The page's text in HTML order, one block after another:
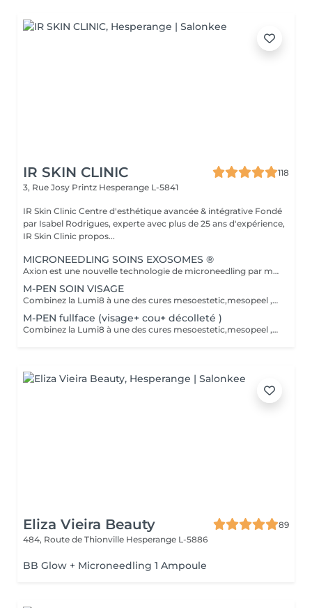
IR SKIN CLINIC
118
3, Rue Josy Printz Hesperange L-5841
IR Skin Clinic Centre d'esthétique avancée & intégrative Fondé
par Isabel Rodrigues, experte avec plus de 25 ans d'expérience,
IR Skin Clinic propos...
MICRONEEDLING SOINS EXOSOMES ®
Axion est une nouvelle technologie de microneedling par mesoestetic qui crée des micro-canaux dans la peau pour une régénération améliorée. Elle est associée aux nouveaux cocktails c.prof mesoxome®, qui intègrent des exosomes, PDRN, niacinamide et AD+ pour cibler le vieillissement, la fermeté et la revitalisation cutanée. Ce soin est toujours réalisé après un skin diagnostic directement réservable dans la rubrique esthétique avancée. pour votre sécurité et nous nous réservons le droit de modifier le traitement.
M-PEN SOIN VISAGE
Combinez la Lumi8 à une des cures mesoestetic,mesopeel , mesoéclat... afin d'obtenir un résultat spectaculaire et durable. Recommandé pour l'anti-aging , les peaux acnéique , affaissées , les rides . les cicatrices et les autres imperfections de la peau. Bienvenue dans une nouvelle ère dans les soins du visage et du corps . Résultat spectaculaires , efficaces , durables et scientifiquement avérés, visible dès la première séance. Traitement indolore et non invasif Le micro-needling est un traitement qui utilise de minuscules aiguilles pour provoquer des minuscules perforations dans la peau. Ces petits points de contact encouragent le corps à créer une guérison curative ainsi qu'a resserrer, soulever et rajeunir la peau. Au fur et a mesure que votre peau se répare, la production de collagène et d'élastine se déclenche pour donner un effet repeuplant et raffermissant presque immédiat. Il peut également s'attaquer à d'autres problèmes de lésions cutanées tels que les cicatrices , les marques foncées, des dommages causés par le soleil et le vieillissement. CONTRE-INDICATIONS. Femmes enceintes et peaux noires Traitement anticoagulant ou anti-inflammatoire Maladies auto-immunes Acné sévère ou herpes Eczémas Psoriasis
M-PEN fullface (visage+ cou+ décolleté )
Combinez la Lumi8 à une des cures mesoestetic,mesopeel , mesoéclat... afin d'obtenir un résultat spectaculaire et durable. Recommandé pour l'anti-aging , les peaux acnéique , affaissées , les rides . les cicatrices et les autres imperfections de la peau. Bienvenue dans une nouvelle ère dans les soins du visage et du corps . Résultat spectaculaires , efficaces , durables et scientifiquement avérés, visible dès la première séance. Traitement indolore et non invasif Le micro-needling est un traitement qui utilise de minuscules aiguilles pour provoquer des minuscules perforations dans la peau. Ces petits points de contact encouragent le corps à créer une guérison curative ainsi qu'a resserrer, soulever et rajeunir la peau. Au fur et a mesure que votre peau se répare, la production de collagène et d'élastine se déclenche pour donner un effet repeuplant et raffermissant presque immédiat. Il peut également s'attaquer à d'autres problèmes de lésions cutanées tels que les cicatrices , les marques foncées, des dommages causés par le soleil et le vieillissement
Eliza Vieira Beauty
89
484, Route de Thionville Hesperange L-5886
BB Glow + Microneedling 1 Ampoule